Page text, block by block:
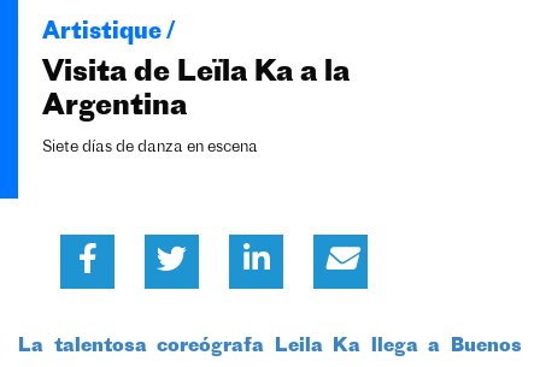
Artistique /
Visita de Leïla Ka a la
Argentina
Siete días de danza en escena
La talentosa coreógrafa Leila Ka llega a Buenos